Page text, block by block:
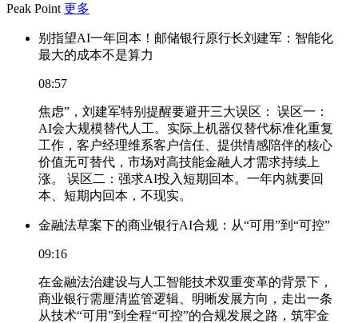
Peak Point 更多
别指望AI一年回本！邮储银行原行长刘建军：智能化
最大的成本不是算力
08:57
焦虑”，刘建军特别提醒要避开三大误区： 误区一：
AI会大规模替代人工。实际上机器仅替代标准化重复
工作，客户经理维系客户信任、提供情感陪伴的核心
价值无可替代，市场对高技能金融人才需求持续上
涨。 误区二：强求AI投入短期回本。一年内就要回
本、短期内回本，不现实。
金融法草案下的商业银行AI合规：从“可用”到“可控”
09:16
在金融法治建设与人工智能技术双重变革的背景下，
商业银行需厘清监管逻辑、明晰发展方向，走出一条
从技术“可用”到全程“可控”的合规发展之路，筑牢金